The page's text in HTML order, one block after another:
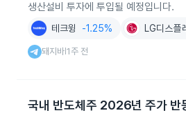
생산설비 투자에 투입될 예정입니다.
테크윙 -1.25% LG디스플
돼지바 |1주 전
국내 반도체주 2026년 주가 반